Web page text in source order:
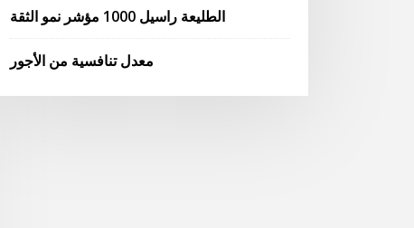
الطليعة راسيل 1000 مؤشر نمو الثقة
معدل تنافسية من الأجور